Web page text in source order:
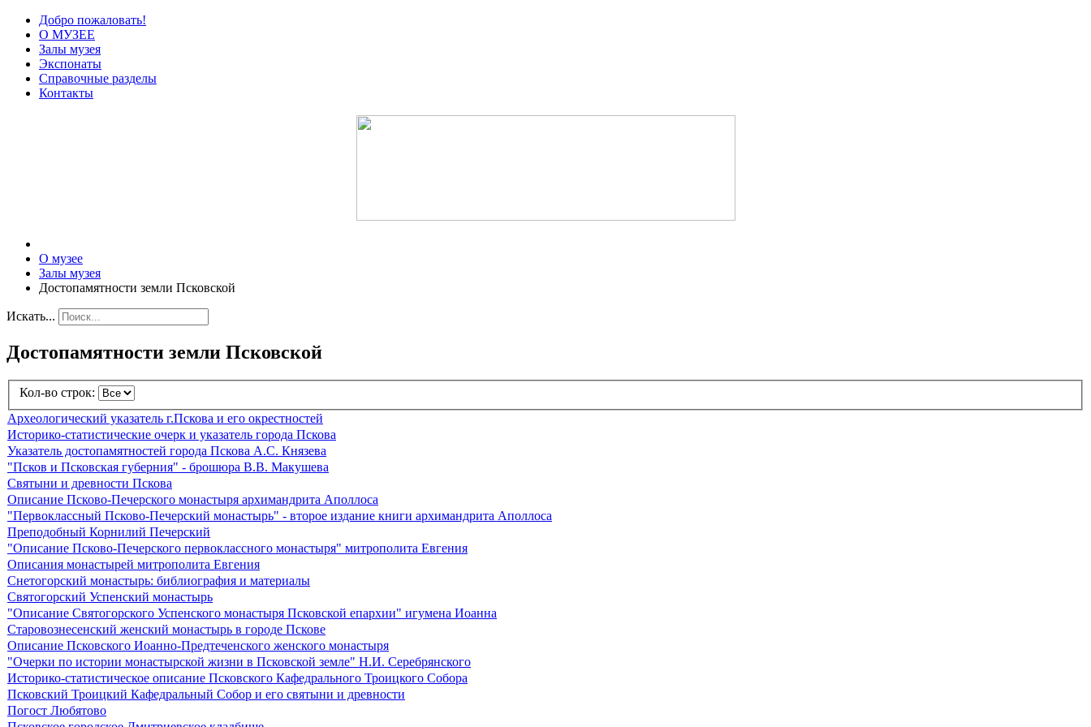
Добро пожаловать!
О МУЗЕЕ
Залы музея
Экспонаты
Справочные разделы
Контакты
О музее
Залы музея
Достопамятности земли Псковской
Искать...
Достопамятности земли Псковской
Кол-во строк:
Археологический указатель г.Пскова и его окрестностей
Историко-статистические очерк и указатель города Пскова
Указатель достопамятностей города Пскова А.С. Князева
"Псков и Псковская губерния" - брошюра В.В. Макушева
Святыни и древности Пскова
Описание Псково-Печерского монастыря архимандрита Аполлоса
"Первоклассный Псково-Печерский монастырь" - второе издание книги архимандрита Аполлоса
Преподобный Корнилий Печерский
"Описание Псково-Печерского первоклассного монастыря" митрополита Евгения
Описания монастырей митрополита Евгения
Снетогорский монастырь: библиография и материалы
Святогорский Успенский монастырь
"Описание Святогорского Успенского монастыря Псковской епархии" игумена Иоанна
Старовознесенский женский монастырь в городе Пскове
Описание Псковского Иоанно-Предтеченского женского монастыря
"Очерки по истории монастырской жизни в Псковской земле" Н.И. Серебрянского
Историко-статистическое описание Псковского Кафедрального Троицкого Собора
Псковский Троицкий Кафедральный Собор и его святыни и древности
Погост Любятово